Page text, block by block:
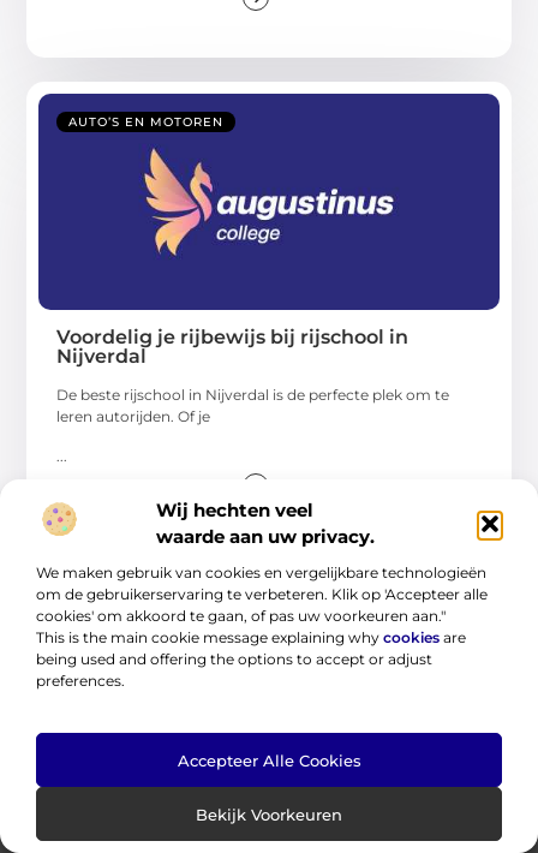
Wij hechten veel
waarde aan uw privacy.
We maken gebruik van cookies en vergelijkbare technologieën
om de gebruikerservaring te verbeteren. Klik op 'Accepteer alle
cookies' om akkoord te gaan, of pas uw voorkeuren aan."
This is the main cookie message explaining why cookies are
being used and offering the options to accept or adjust
preferences.
Accepteer Alle Cookies
Bekijk Voorkeuren
AUTO’S EN MOTOREN
Voordelig je rijbewijs bij rijschool in
Nijverdal
De beste rijschool in Nijverdal is de perfecte plek om te
leren autorijden. Of je
Jouw startpunt voor eindeloze kennis en ideeën.